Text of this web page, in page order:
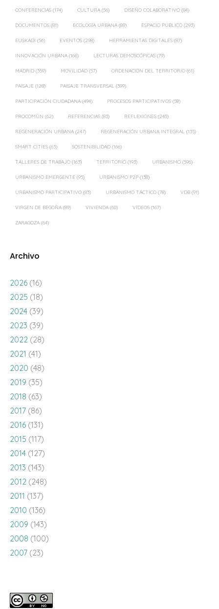
CONFERENCIAS (174) CULTURA (56) DISEÑO COLABORATIVO (84)
DOCUMENTOS (81) ECOLOGÍA URBANA (89) ESPACIO PÚBLICO (293)
EUSKADI (56) EVENTOS (298) HERRAMIENTAS DIGITALES (87)
INNOVACIÓN URBANA (166) LECTURAS DEMOSCÓPICAS (79)
MADRID (359) MOVILIDAD (57) ORDENACIÓN DEL TERRITORIO (61)
PAISAJE (128) PAISAJE TRANSVERSAL (399)
PARTICIPACIÓN CIUDADANA (494) PROCESOS PARTICIPATIVOS (58)
PROCOMÚN (62) REFERENCIAS (83) REFLEXIONES (245)
REGENERACIÓN URBANA (247) REGENERACIÓN URBANA INTEGRAL (135)
SMART CITIES (63) SOSTENIBILIDAD (166)
TALLERES DE TRABAJO (163) TERRITORIO (193) URBANISMO (596)
URBANISMO EMERGENTE (95) URBANISMO P2P (138)
URBANISMO PARTICIPATIVO (83) URBANISMO TÁCTICO (78) VDB (91)
VIRGEN DE BEGOÑA (89) VIVIENDA (60) VÍDEOS (167)
ZARAGOZA (64)
Archivo
2026 (16)
2025 (18)
2024 (39)
2023 (39)
2022 (28)
2021 (41)
2020 (48)
2019 (35)
2018 (63)
2017 (86)
2016 (131)
2015 (117)
2014 (127)
2013 (143)
2012 (248)
2011 (137)
2010 (136)
2009 (143)
2008 (100)
2007 (23)